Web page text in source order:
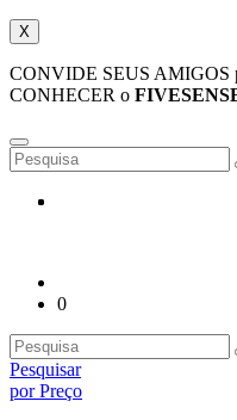
X
CONVIDE SEUS AMIGOS
CONHECER o
0
Pesquisar
por Preço